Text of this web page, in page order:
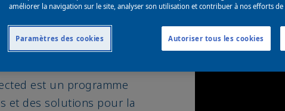
est un programme
et des solutions pour la
améliorer la navigation sur le site, analyser son utilisation et contribuer à nos efforts
Paramètres des cookies Autoriser tous les cookies